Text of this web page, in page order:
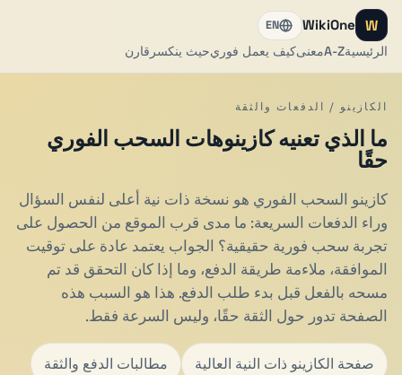
W
WikiOne
الرئيسيةA-Zمعنىكيف يعمل فوريحيث ينكسر قارن
EN
الكازينو / الدفعات والثقة
ما الذي تعنيه كازينوهات السحب الفوري
حقًا
كازينو السحب الفوري هو نسخة ذات نية أعلى لنفس السؤال
وراء الدفعات السريعة: ما مدى قرب الموقع من الحصول على
تجربة سحب فورية حقيقية؟ الجواب يعتمد عادة على توقيت
الموافقة، ملاءمة طريقة الدفع، وما إذا كان التحقق قد تم
مسحه بالفعل قبل بدء طلب الدفع. هذا هو السبب هذه
الصفحة تدور حول الثقة حقًا، وليس السرعة فقط.
صفحة الكازينو ذات النية العالية مطالبات الدفع والثقة